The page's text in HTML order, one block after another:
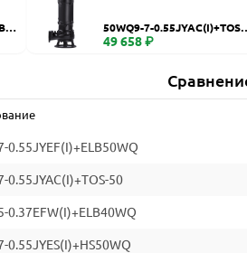
50WQ9-7-0.55JYAC(I)+TOS-
0
49 658 ₽
0.55JYEF(I)+ELB50WQ
0.55JYAC(I)+TOS-50
0.37EFW(I)+ELB40WQ
0.55JYES(I)+HS50WQ